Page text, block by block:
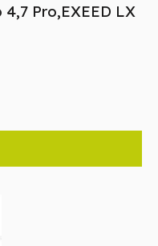
Pro,EXEED LX